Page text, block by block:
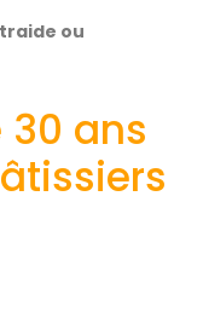
ou
30 ans